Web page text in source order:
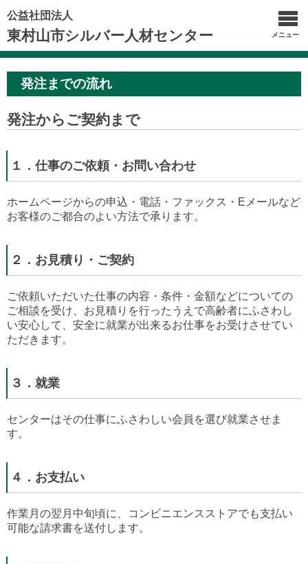
公益社団法人
東村山市シルバー人材センター メニュー
発注までの流れ
発注からご契約まで
１．仕事のご依頼・お問い合わせ
ホームページからの申込・電話・ファックス・Eメールなど
お客様のご都合のよい方法で承ります。
２．お見積り・ご契約
ご依頼いただいた仕事の内容・条件・金額などについての
ご相談を受け、お見積りを行ったうえで高齢者にふさわし
い安心して、安全に就業が出来るお仕事をお受けさせてい
ただきます。
３．就業
センターはその仕事にふさわしい会員を選び就業させま
す。
４．お支払い
作業月の翌月中旬頃に、コンビニエンスストアでも支払い
可能な請求書を送付します。